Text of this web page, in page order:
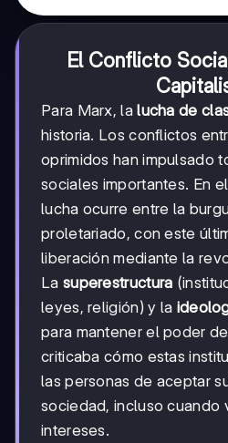
El Conflicto
Para Marx, lalucha de
historia. Los conflictos
oprimidos han impulsado
sociales importantes. En
lucha ocurre entre la
proletariado, con este
liberación mediante la
La superestructura
leyes, religión) y la
para mantener el poder
criticaba cómo estas
las personas de aceptar
sociedad, incluso cuando
intereses.